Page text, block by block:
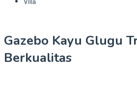
Gazebo Kayu Glugu
Berkualitas